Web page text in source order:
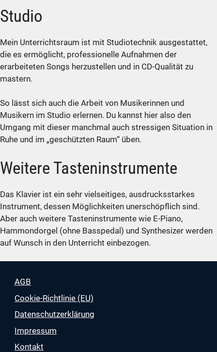
Studio
Mein Unterrichtsraum ist mit Studiotechnik ausgestattet,
die es ermöglicht, professionelle Aufnahmen der
erarbeiteten Songs herzustellen und in CD-Qualität zu
mastern.
So lässt sich auch die Arbeit von Musikerinnen und
Musikern im Studio erlernen. Du kannst hier also den
Umgang mit dieser manchmal auch stressigen Situation in
Ruhe und im „geschützten Raum“ üben.
Weitere Tasteninstrumente
Das Klavier ist ein sehr vielseitiges, ausdrucksstarkes
Instrument, dessen Möglichkeiten unerschöpflich sind.
Aber auch weitere Tasteninstrumente wie E-Piano,
Hammondorgel (ohne Basspedal) und Synthesizer werden
auf Wunsch in den Unterricht einbezogen.
AGB
Cookie-Richtlinie (EU)
Datenschutzerklärung
Impressum
Kontakt